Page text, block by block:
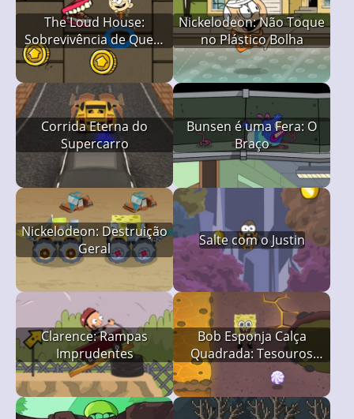
The Loud House:
Sobrevivência de Quem
Grita Mais
Nickelodeon: Não Toque
no Plástico Bolha
Corrida Eterna do
Supercarro
Bunsen é uma Fera: O
Braço
Nickelodeon: Destruição
Geral
Salte com o Justin
Clarence: Rampas
Imprudentes
Bob Esponja Calça
Quadrada: Tesouros
Perdidos